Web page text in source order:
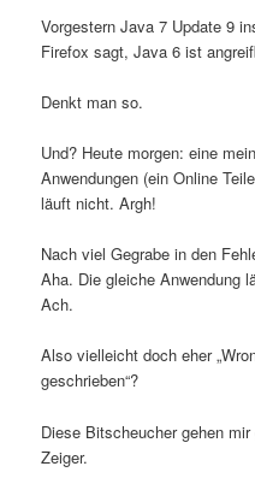
Vorgestern Java 7 Update 9
Firefox sagt, Java 6 ist
Denkt man so.
Und? Heute morgen: eine
Anwendungen (ein Online
läuft nicht. Argh!
Nach viel Gegrabe in den
Aha. Die gleiche Anwendung
Ach.
Also vielleicht doch eher
geschrieben“?
Diese Bitscheucher gehen
Zeiger.